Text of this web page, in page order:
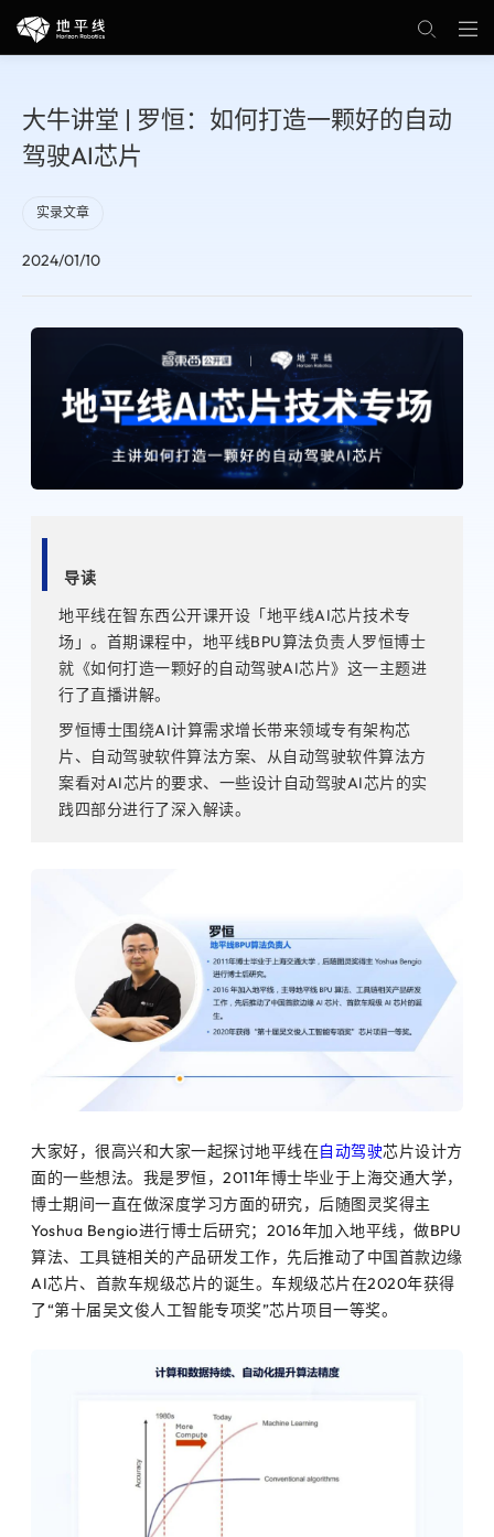
大牛讲堂 | 罗恒：如何打造一颗好的自动
驾驶AI芯片
2024/01/10
实录文章
导读
地平线在智东西公开课开设「地平线AI芯片技术专
场」。首期课程中，地平线BPU算法负责人罗恒博士
就《如何打造一颗好的自动驾驶AI芯片》这一主题进
行了直播讲解。
罗恒博士围绕AI计算需求增长带来领域专有架构芯
片、自动驾驶软件算法方案、从自动驾驶软件算法方
案看对AI芯片的要求、一些设计自动驾驶AI芯片的实
践四部分进行了深入解读。
大家好，很高兴和大家一起探讨地平线在自动驾驶芯片设计方
面的一些想法。我是罗恒，2011年博士毕业于上海交通大学，
博士期间一直在做深度学习方面的研究，后随图灵奖得主
Yoshua Bengio进行博士后研究；2016年加入地平线，做BPU
算法、工具链相关的产品研发工作，先后推动了中国首款边缘
AI芯片、首款车规级芯片的诞生。车规级芯片在2020年获得
了“第十届吴文俊人工智能专项奖”芯片项目一等奖。